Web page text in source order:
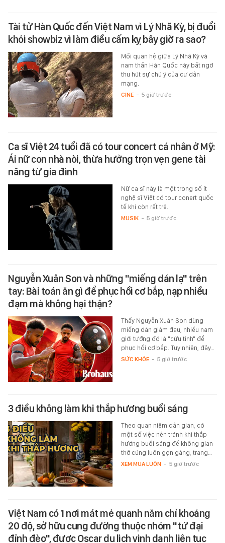
Tài tử Hàn Quốc đến Việt Nam vì Lý Nhã Kỳ, bị đuổi
khỏi showbiz vì làm điều cấm kỵ bây giờ ra sao?
Mối quan hệ giữa Lý Nhã Kỳ và
nam thần Hàn Quốc này bất ngờ
thu hút sự chú ý của cư dân
mạng.
CINE - 5 giờ trước
Ca sĩ Việt 24 tuổi đã có tour concert cá nhân ở Mỹ:
Ái nữ con nhà nòi, thừa hưởng trọn vẹn gene tài
năng từ gia đình
Nữ ca sĩ này là một trong số ít
nghệ sĩ Việt có tour conert quốc
tế khi còn rất trẻ.
MUSIK - 5 giờ trước
Nguyễn Xuân Son và những "miếng dán lạ" trên
tay: Bài toán ăn gì để phục hồi cơ bắp, nạp nhiều
đạm mà không hại thận?
Thấy Nguyễn Xuân Son dùng
miếng dán giảm đau, nhiều nam
giới tưởng đó là "cứu tinh" để
phục hồi cơ bắp. Tuy nhiên, đây…
SỨC KHỎE - 5 giờ trước
3 điều không làm khi thắp hương buổi sáng
Theo quan niệm dân gian, có
một số việc nên tránh khi thắp
hương buổi sáng để không gian
thờ cúng luôn gọn gàng, trang…
XEM MUA LUÔN - 5 giờ trước
Việt Nam có 1 nơi mát mẻ quanh năm chỉ khoảng
20 độ, sở hữu cung đường thuộc nhóm "tứ đại
đỉnh đèo", được Oscar du lịch vinh danh liên tục